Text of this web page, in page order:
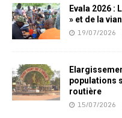
Evala 2026 :
» et de la
19/07/2026
populations
routière
15/07/2026